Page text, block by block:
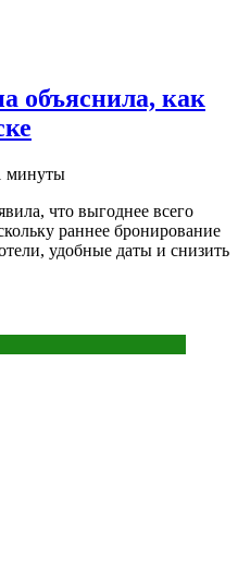
объяснила, как
минуты
что выгоднее всего
раннее бронирование
удобные даты и снизить